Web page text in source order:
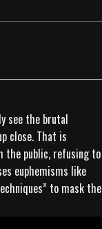
see the brutal
close. That is
the public, refusing to
euphemisms like
to mask the